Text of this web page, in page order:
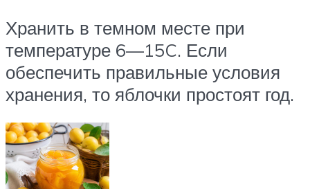
Хранить в темном месте при
температуре 6—15C. Если
обеспечить правильные условия
хранения, то яблочки простоят год.